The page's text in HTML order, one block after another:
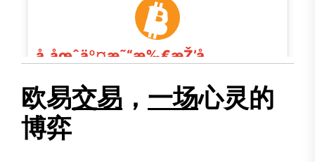
欧易交易 ， 一场心灵的
博弈